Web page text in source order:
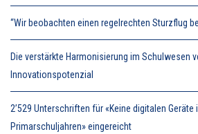
“Wir beobachten einen regelrechten Sturzflug
Die verstärkte Harmonisierung im Schulwesen
Innovationspotenzial
2’529 Unterschriften für «Keine digitalen Geräte
Primarschuljahren» eingereicht